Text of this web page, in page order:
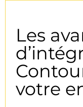
Les
votre